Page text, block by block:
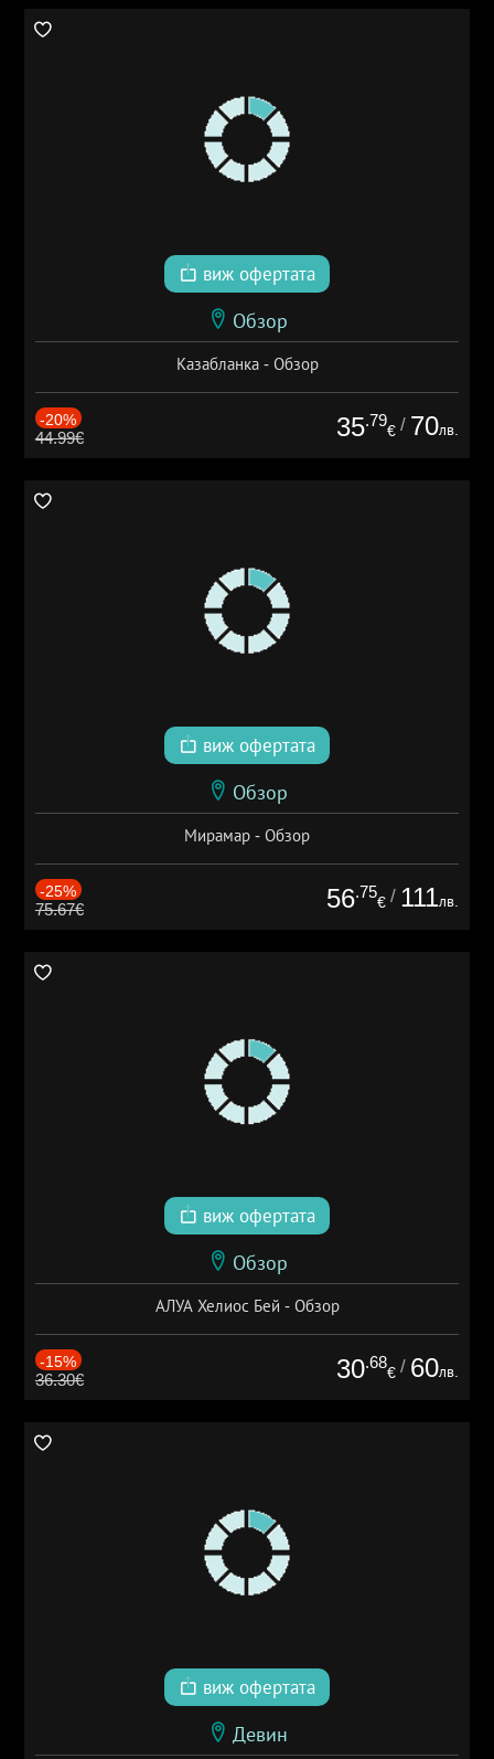
виж офертата
Обзор
Казабланка - Обзор
-20%
44.99€ 35.79
€ / 70лв.
виж офертата
Обзор
Мирамар - Обзор
-25%
75.67€ 56.75
€ / 111лв.
виж офертата
Обзор
АЛУА Хелиос Бей - Обзор
-15%
36.30€ 30.68
€ / 60лв.
виж офертата
Девин